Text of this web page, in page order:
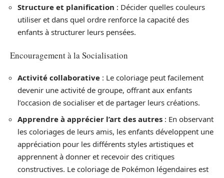
Structure et planification : Décider quelles couleurs
utiliser et dans quel ordre renforce la capacité des
enfants à structurer leurs pensées.
Encouragement à la Socialisation
Activité collaborative : Le coloriage peut facilement
devenir une activité de groupe, offrant aux enfants
l’occasion de socialiser et de partager leurs créations.
Apprendre à apprécier l’art des autres : En observant
les coloriages de leurs amis, les enfants développent une
appréciation pour les différents styles artistiques et
apprennent à donner et recevoir des critiques
constructives. Le coloriage de Pokémon légendaires est